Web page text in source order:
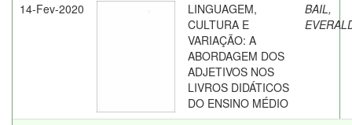
14-Fev-2020
LINGUAGEM,
CULTURA E
VARIAÇÃO: A
ABORDAGEM DOS
ADJETIVOS NOS
LIVROS DIDÁTICOS
DO ENSINO MÉDIO
BAIL,